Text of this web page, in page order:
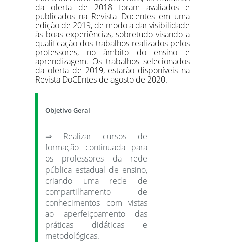
da oferta de 2018 foram avaliados e
publicados na Revista Docentes em uma
edição de 2019, de modo a dar visibilidade
às boas experiências, sobretudo visando a
qualificação dos trabalhos realizados pelos
professores, no âmbito do ensino e
aprendizagem. Os trabalhos selecionados
da oferta de 2019, estarão disponíveis na
Revista DoCEntes de agosto de 2020.
Objetivo Geral
⇒ Realizar cursos de
formação continuada para
os professores da rede
pública estadual de ensino,
criando uma rede de
compartilhamento de
conhecimentos com vistas
ao aperfeiçoamento das
práticas didáticas e
metodológicas.